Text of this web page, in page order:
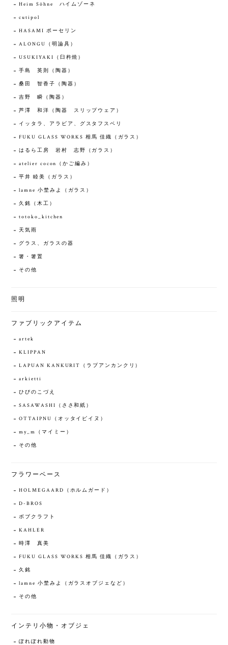
Heim Söhne ハイムゾーネ
cutipol
HASAMI ポーセリン
ALONGU（明論具）
USUKIYAKI（臼杵焼）
手島 英則（陶器）
桑田 智香子（陶器）
吉野 瞬（陶器）
芦澤 和洋（陶器 スリップウェア）
イッタラ、アラビア、グスタフスベリ
FUKU GLASS WORKS 相馬 佳織（ガラス）
はるら工房 岩村 志野（ガラス）
atelier cocon（かご編み）
平井 睦美（ガラス）
lamne 小埜みよ（ガラス）
久銘（木工）
totoko_kitchen
天気雨
グラス、ガラスの器
箸・箸置
その他
照明
ファブリックアイテム
artek
KLIPPAN
LAPUAN KANKURIT（ラプアンカンクリ）
arkietti
ひびのこづえ
SASAWASHI（ささ和紙）
OTTAIPNU（オッタイピイヌ）
my_m（マイミー）
その他
フラワーベース
HOLMEGAARD（ホルムガード）
D-BROS
ボブクラフト
KAHLER
時澤 真美
FUKU GLASS WORKS 相馬 佳織（ガラス）
久銘
lamne 小埜みよ（ガラスオブジェなど）
その他
インテリ小物・オブジェ
ぽれぽれ動物